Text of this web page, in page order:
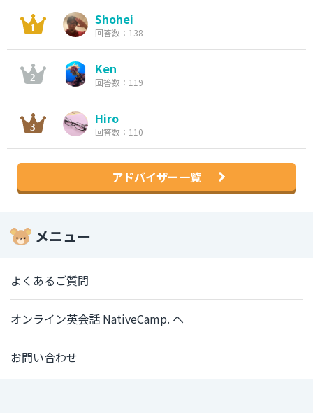
Shohei
回答数：138
Ken
回答数：119
Hiro
回答数：110
アドバイザー一覧
メニュー
よくあるご質問
オンライン英会話 NativeCamp. へ
お問い合わせ